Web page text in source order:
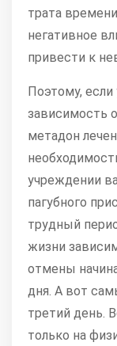
трата
негативное
привести к
Поэтому, если
зависимость
метадон
учреждении
пагубного
трудный
жизни
отмены
дня. А вот
третий день.
только на